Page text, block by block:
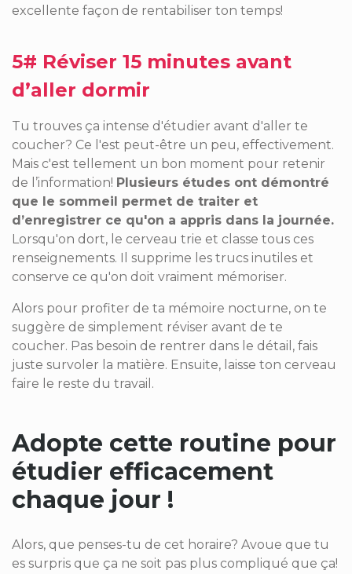
excellente façon de rentabiliser ton temps!
5# Réviser 15 minutes avant
d’aller dormir
Tu trouves ça intense d'étudier avant d'aller te
coucher? Ce l'est peut-être un peu, effectivement.
Mais c'est tellement un bon moment pour retenir
de l’information! Plusieurs études ont démontré
que le sommeil permet de traiter et
d’enregistrer ce qu'on a appris dans la journée.
Lorsqu'on dort, le cerveau trie et classe tous ces
renseignements. Il supprime les trucs inutiles et
conserve ce qu'on doit vraiment mémoriser.
Alors pour profiter de ta mémoire nocturne, on te
suggère de simplement réviser avant de te
coucher. Pas besoin de rentrer dans le détail, fais
juste survoler la matière. Ensuite, laisse ton cerveau
faire le reste du travail.
Adopte cette routine pour
étudier efficacement
chaque jour !
Alors, que penses-tu de cet horaire? Avoue que tu
es surpris que ça ne soit pas plus compliqué que ça!